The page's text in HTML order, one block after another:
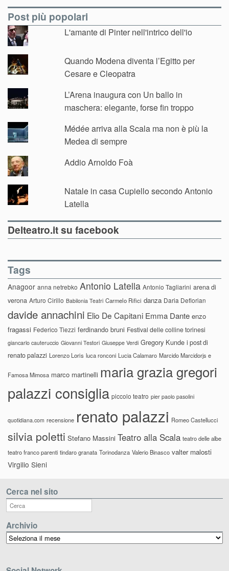
Post più popolari
L'amante di Pinter nell'intrico dell'io
Quando Modena diventa l’Egitto per
Cesare e Cleopatra
L’Arena inaugura con Un ballo in
maschera: elegante, forse fin troppo
Médée arriva alla Scala ma non è più la
Medea di sempre
Addio Arnoldo Foà
Natale in casa Cupiello secondo Antonio
Latella
Delteatro.it su facebook
Tags
Anagoor anna netrebko Antonio Latella Antonio Tagliarini arena di
verona Arturo Cirillo Babilonia Teatri Carmelo Rifici danza Daria Deflorian
davide annachini Elio De Capitani Emma Dante enzo
fragassi Federico Tiezzi ferdinando bruni Festival delle colline torinesi
giancarlo cauteruccio Giovanni Testori Giuseppe Verdi Gregory Kunde i post di
renato palazzi Lorenzo Loris luca ronconi Lucia Calamaro Marcido Marcidorjs e
Famosa Mimosa marco martinelli maria grazia gregori
palazzi consiglia piccolo teatro pier paolo pasolini
quotidiana.com recensione renato palazzi Romeo Castellucci
silvia poletti Stefano Massini Teatro alla Scala teatro delle albe
teatro franco parenti tindaro granata Torinodanza Valerio Binasco valter malosti
Virgilio Sieni
Cerca nel sito
Archivio
Archivio